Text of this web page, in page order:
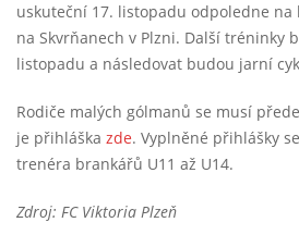
uskuteční 17. listopadu odpoledne
na Skvrňanech v Plzni. Další tréninky
listopadu a následovat budou jarní
Rodiče malých gólmanů se musí
je přihláška zde. Vyplněné přihlášky
trenéra brankářů U11 až U14.
Zdroj: FC Viktoria Plzeň